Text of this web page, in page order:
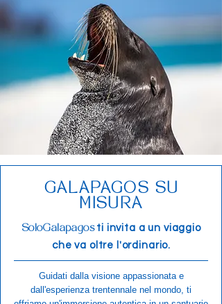
GALAPAGOS SU
MISURA
SoloGalapagos ti invita a un viaggio
che va oltre l'ordinario.
Guidati dalla visione appassionata e
dall'esperienza trentennale nel mondo, ti